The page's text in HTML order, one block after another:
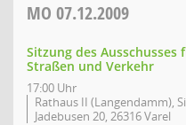
MO 07.12.2009
Sitzung des Ausschusses
Straßen und Verkehr
17:00 Uhr
Rathaus II (Langendamm),
Jadebusen 20, 26316 Varel